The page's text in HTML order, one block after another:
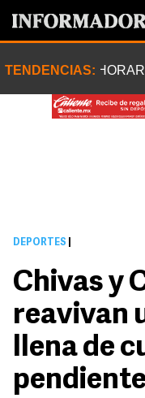
TENDENCIAS:
DEPORTES
Chivas y
reavivan
llena de